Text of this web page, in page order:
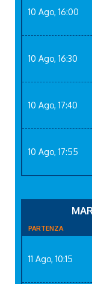
10 Ago, 16:00
10 Ago, 16:30
10 Ago, 17:40
10 Ago, 17:55
PARTENZA
11 Ago, 10:15